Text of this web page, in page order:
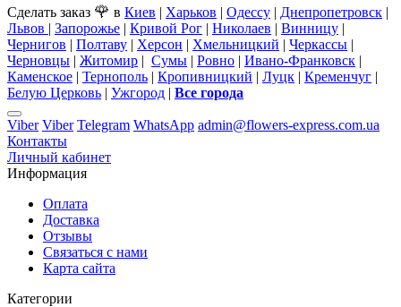
Сделать заказ 🌹 в Киев | Харьков | Одессу | Днепропетровск |
Львов | Запорожье | Кривой Рог | Николаев | Винницу |
Чернигов | Полтаву | Херсон | Хмельницкий | Черкассы |
Черновцы | Житомир | Сумы | Ровно | Ивано-Франковск |
Каменское | Тернополь | Кропивницкий | Луцк | Кременчуг |
Белую Церковь | Ужгород | Все города
Viber Viber Telegram WhatsApp admin@flowers-express.com.ua
Контакты
Личный кабинет
Информация
Оплата
Доставка
Отзывы
Связаться с нами
Карта сайта
Категории